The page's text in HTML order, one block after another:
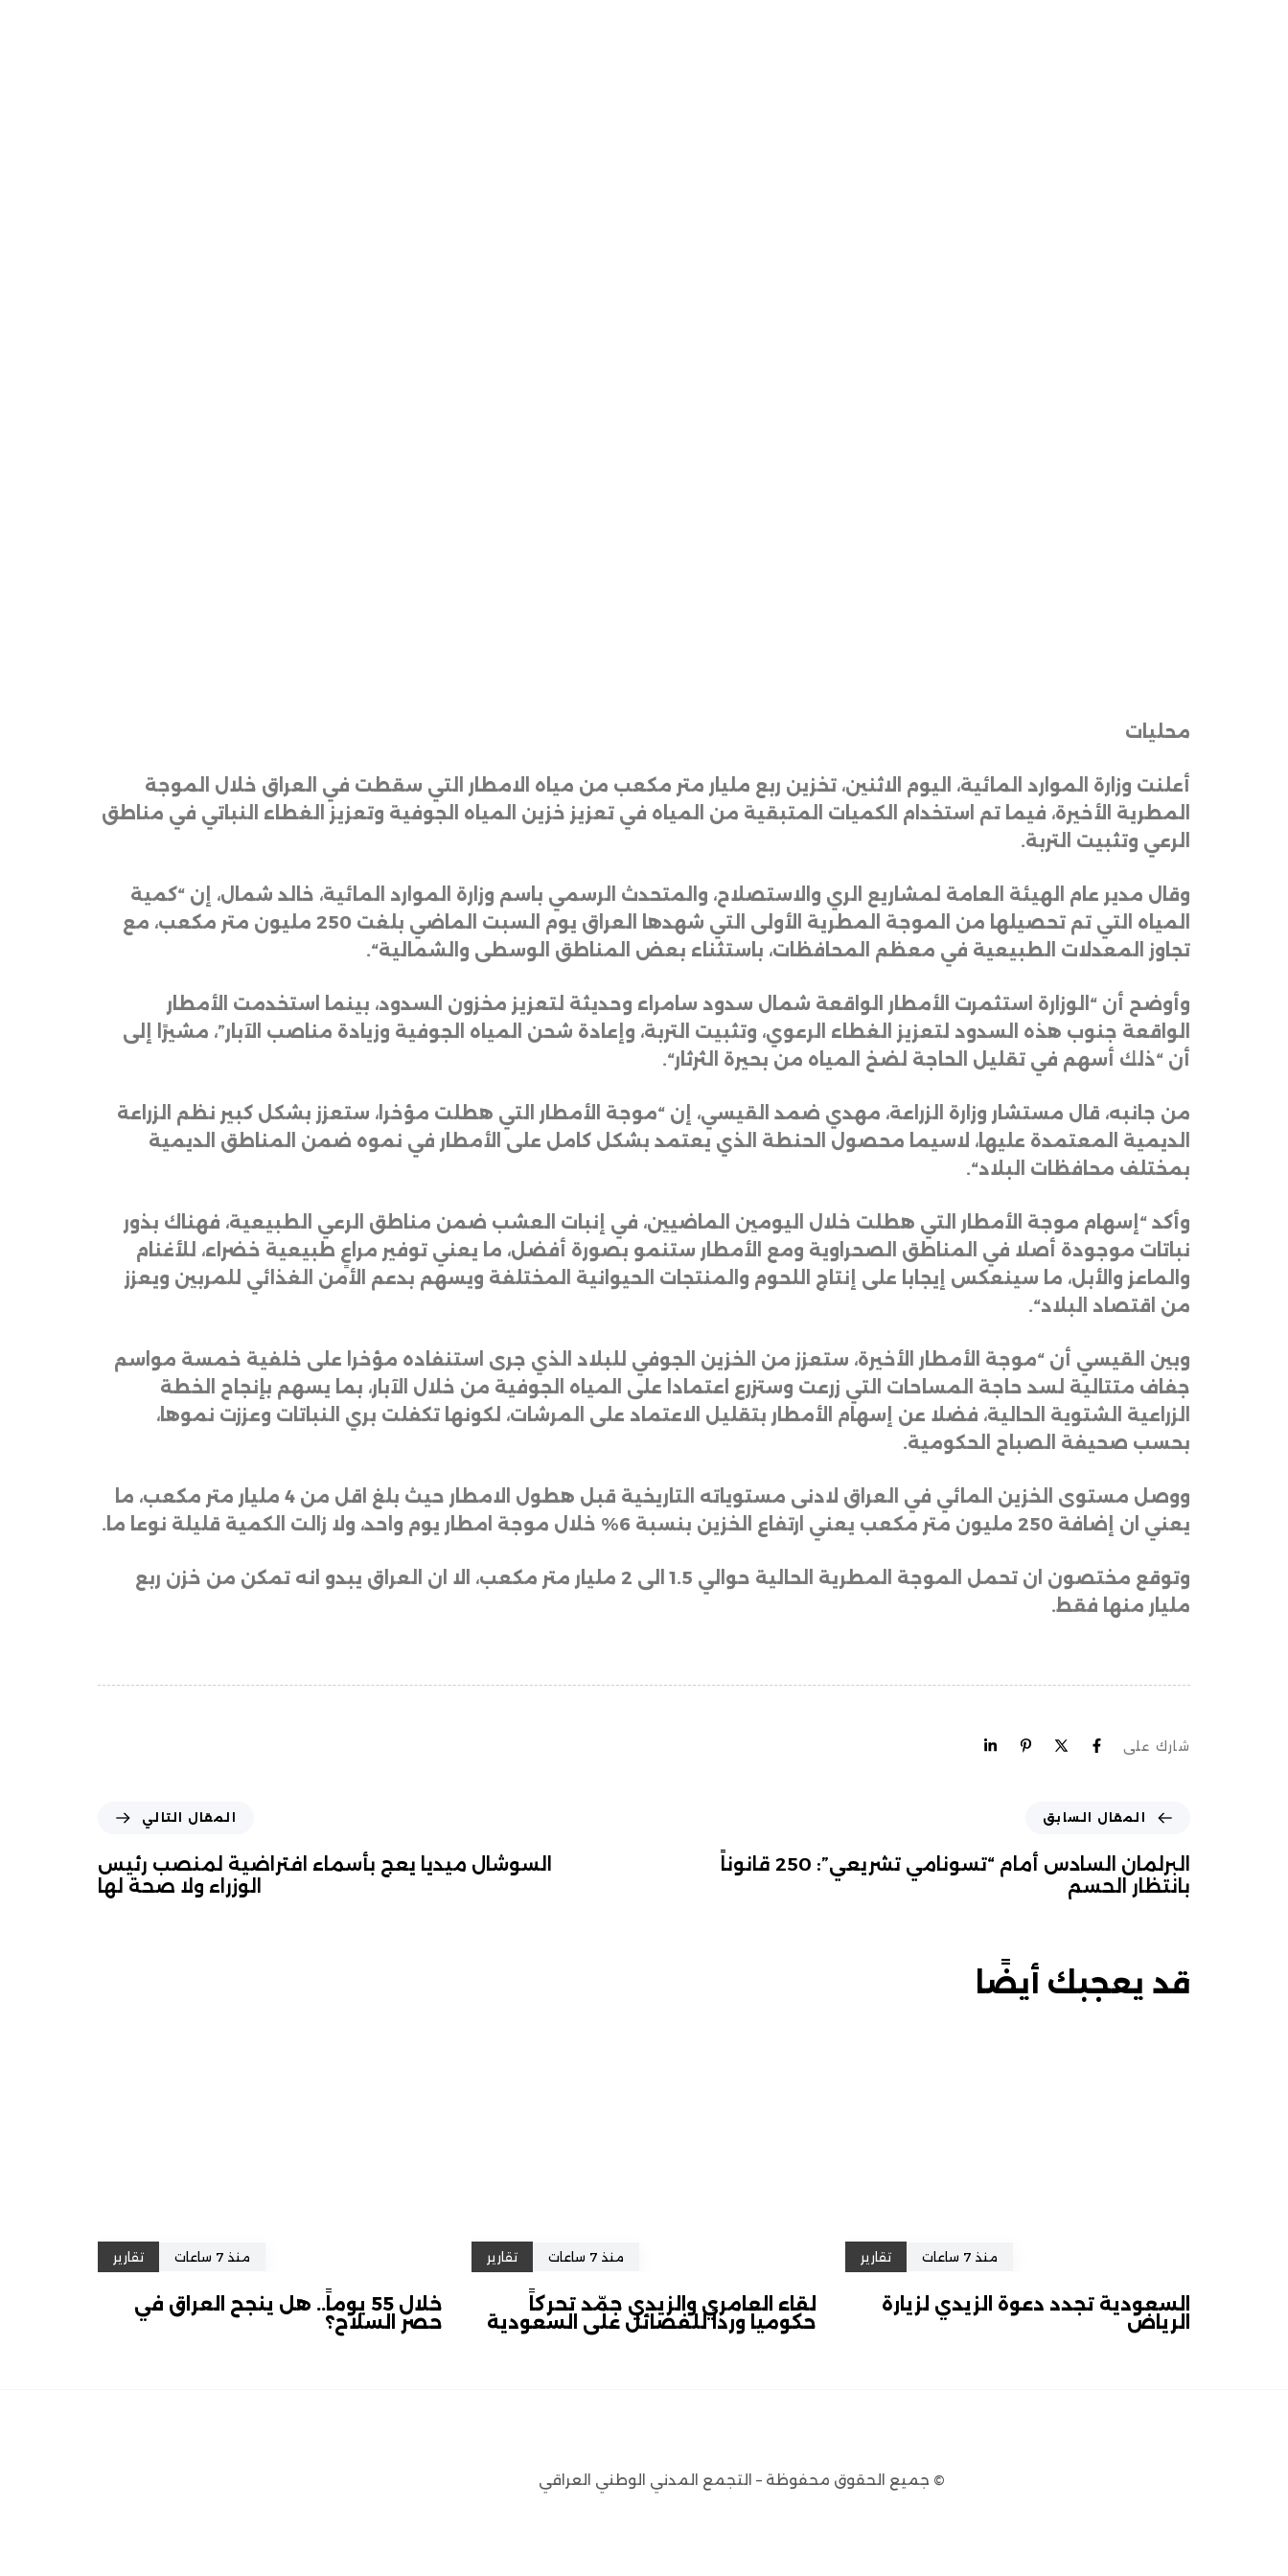
محليات
أعلنت وزارة الموارد المائية، اليوم الاثنين، تخزين ربع مليار متر مكعب من مياه الامطار التي سقطت في العراق خلال الموجة
المطرية الأخيرة، فيما تم استخدام الكميات المتبقية من المياه في تعزيز خزين المياه الجوفية وتعزيز الغطاء النباتي في مناطق
الرعي وتثبيت التربة.
وقال مدير عام الهيئة العامة لمشاريع الري والاستصلاح، والمتحدث الرسمي باسم وزارة الموارد المائية، خالد شمال، إن “كمية
المياه التي تم تحصيلها من الموجة المطرية الأولى التي شهدها العراق يوم السبت الماضي بلغت 250 مليون متر مكعب، مع
تجاوز المعدلات الطبيعية في معظم المحافظات، باستثناء بعض المناطق الوسطى والشمالية“.
وأوضح أن “الوزارة استثمرت الأمطار الواقعة شمال سدود سامراء وحديثة لتعزيز مخزون السدود، بينما استخدمت الأمطار
الواقعة جنوب هذه السدود لتعزيز الغطاء الرعوي، وتثبيت التربة، وإعادة شحن المياه الجوفية وزيادة مناصب الآبار”، مشيرًا إلى
أن “ذلك أسهم في تقليل الحاجة لضخ المياه من بحيرة الثرثار“.
من جانبه، قال مستشار وزارة الزراعة، مهدي ضمد القيسي، إن “موجة الأمطار التي هطلت مؤخرا، ستعزز بشكل كبير نظم الزراعة
الديمية المعتمدة عليها، لاسيما محصول الحنطة الذي يعتمد بشكل كامل على الأمطار في نموه ضمن المناطق الديمية
بمختلف محافظات البلاد“.
وأكد “إسهام موجة الأمطار التي هطلت خلال اليومين الماضيين، في إنبات العشب ضمن مناطق الرعي الطبيعية، فهناك بذور
نباتات موجودة أصلا في المناطق الصحراوية ومع الأمطار ستنمو بصورة أفضل، ما يعني توفير مراعٍ طبيعية خضراء، للأغنام
والماعز والأبل، ما سينعكس إيجابا على إنتاج اللحوم والمنتجات الحيوانية المختلفة ويسهم بدعم الأمن الغذائي للمربين ويعزز
من اقتصاد البلاد“.
وبين القيسي أن “موجة الأمطار الأخيرة، ستعزز من الخزين الجوفي للبلاد الذي جرى استنفاده مؤخرا على خلفية خمسة مواسم
جفاف متتالية لسد حاجة المساحات التي زرعت وستزرع اعتمادا على المياه الجوفية من خلال الآبار، بما يسهم بإنجاح الخطة
الزراعية الشتوية الحالية، فضلا عن إسهام الأمطار بتقليل الاعتماد على المرشات، لكونها تكفلت بري النباتات وعززت نموها،
بحسب صحيفة الصباح الحكومية.
ووصل مستوى الخزين المائي في العراق لادنى مستوياته التاريخية قبل هطول الامطار حيث بلغ اقل من 4 مليار متر مكعب، ما
يعني ان إضافة 250 مليون متر مكعب يعني ارتفاع الخزين بنسبة 6% خلال موجة امطار يوم واحد، ولا زالت الكمية قليلة نوعا ما
.
وتوقع مختصون ان تحمل الموجة المطرية الحالية حوالي 1.5 الى 2 مليار متر مكعب، الا ان العراق يبدو انه تمكن من خزن ربع
مليار منها فقط.
شارك على
المقال السابق
البرلمان السادس أمام “تسونامي تشريعي”: 250 قانوناً
بانتظار الحسم
المقال التالي
السوشال ميديا يعج بأسماء افتراضية لمنصب رئيس
الوزراء ولا صحة لها
قد يعجبك أيضًا
منذ 7 ساعات تقارير
السعودية تجدد دعوة الزيدي لزيارة
الرياض
منذ 7 ساعات تقارير
لقاء العامري والزيدي جمّد تحركاً
حكومياً ورداً للفصائل على السعودية
منذ 7 ساعات تقارير
خلال 55 يوماً.. هل ينجح العراق في
حصر السلاح؟
© جميع الحقوق محفوظة – التجمع المدني الوطني العراقي